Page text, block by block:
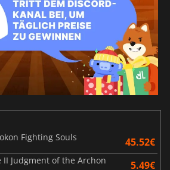
Fighting Souls
45.52€
II Judgment of the Archon 5.49€